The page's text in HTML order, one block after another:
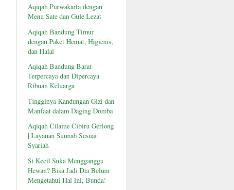
Aqiqah Purwakarta dengan
Menu Sate dan Gule Lezat
Aqiqah Bandung Timur
dengan Paket Hemat, Higienis,
dan Halal
Aqiqah Bandung Barat
Terpercaya dan Dipercaya
Ribuan Keluarga
Tingginya Kandungan Gizi dan
Manfaat dalam Daging Domba
Aqiqah Cilame Cibiru Gerlong
| Layanan Sunnah Sesuai
Syariah
Si Kecil Suka Mengganggu
Hewan? Bisa Jadi Dia Belum
Mengetahui Hal Ini, Bunda!